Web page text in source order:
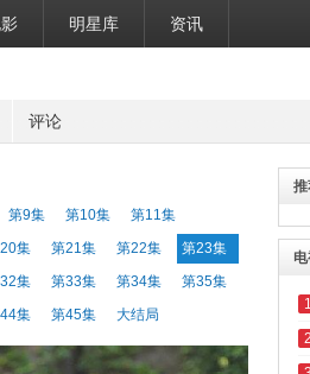
明星库 资讯
评论
第9集 第10集
第11集
集 第21集 第22集
第23集
集 第33集 第34集
第35集
集 第45集 大结局
1
2